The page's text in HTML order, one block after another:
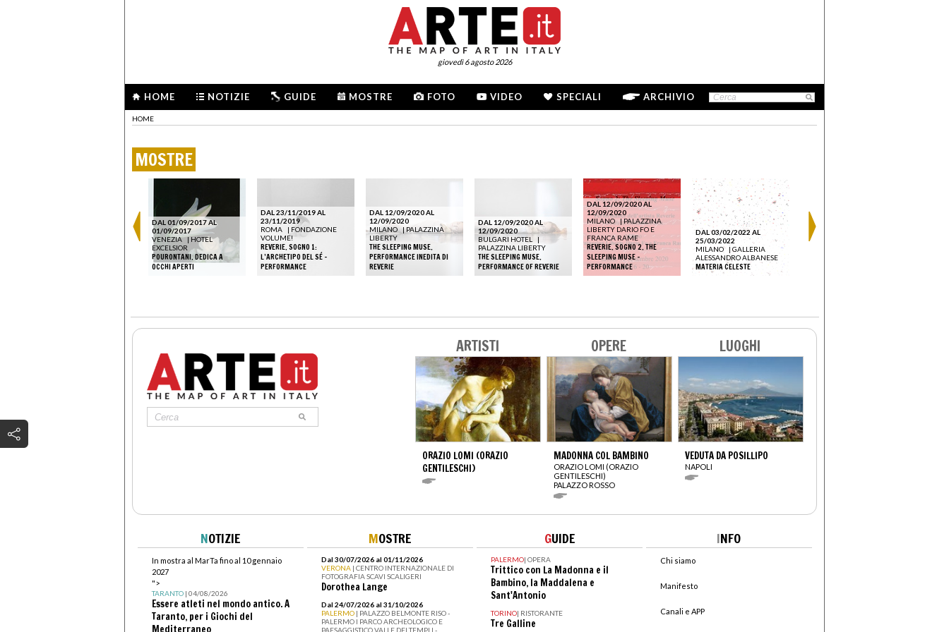
giovedì 6 agosto 2026
HOME NOTIZIE GUIDE MOSTRE FOTO VIDEO SPECIALI ARCHIVIO
HOME
MOSTRE
DAL 01/09/2017 AL
01/09/2017
VENEZIA | HOTEL
EXCELSIOR
POURONTANI. DEDICA A
OCCHI APERTI
DAL 23/11/2019 AL
23/11/2019
ROMA
| FONDAZIONE
VOLUME!
REVERIE. SOGNO 1:
L’ARCHETIPO DEL SÉ -
PERFORMANCE
DAL 12/09/2020 AL
12/09/2020
MILANO |PALAZZINA
LIBERTY
THE SLEEPING MUSE.
PERFORMANCE INEDITA DI
REVERIE
DAL 12/09/2020 AL
12/09/2020
BULGARI HOTEL
|
PALAZZINA LIBERTY
THE SLEEPING MUSE.
PERFORMANCE OF REVERIE
DAL 12/09/2020 AL
12/09/2020
MILANO |PALAZZINA
LIBERTY DARIO FO E
FRANCA RAME
REVERIE. SOGNO 2. THE
SLEEPING MUSE -
PERFORMANCE
DAL 03/02/2022 AL
25/03/2022
MILANO
|GALLERIA
ALESSANDRO ALBANESE
MATERIA CELESTE
ARTISTI
ORAZIO LOMI (ORAZIO
GENTILESCHI)
OPERE
MADONNA COL BAMBINO
ORAZIO LOMI (ORAZIO
GENTILESCHI)
PALAZZO ROSSO
LUOGHI
VEDUTA DA POSILLIPO
NAPOLI
NOTIZIE
In mostra al MarTa fino al 10 gennaio
2027
">
TARANTO| 04/08/2026
Essere atleti nel mondo antico. A
Taranto, per i Giochi del
Mediterraneo
MOSTRE
Dal 30/07/2026 al 01/11/2026
VERONA | CENTRO INTERNAZIONALE DI
FOTOGRAFIA SCAVI SCALIGERI
Dorothea Lange
Dal 24/07/2026 al 31/10/2026
PALERMO | PALAZZO BELMONTE RISO -
PALERMO I PARCO ARCHEOLOGICO E
PAESAGGISTICO VALLE DEI TEMPLI -
GUIDE
PALERMO| OPERA
Trittico con La Madonna e il
Bambino, la Maddalena e
Sant'Antonio
TORINO| RISTORANTE
Tre Galline
INFO
Chi siamo
Manifesto
Canali e APP